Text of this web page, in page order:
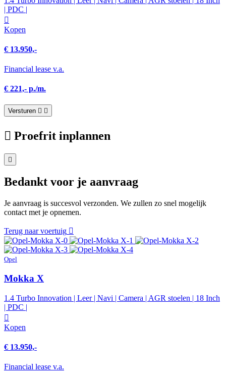
| PDC |
Kopen
€ 13.950,-
Financial lease v.a.
€ 221,- p./m.
Versturen
Proefrit inplannen
Bedankt voor je aanvraag
Je aanvraag is succesvol verzonden. We zullen zo snel mogelijk
contact met je opnemen.
Terug naar voertuig
Opel
Mokka X
1.4 Turbo Innovation | Leer | Navi | Camera | AGR stoelen | 18 Inch
| PDC |
Kopen
€ 13.950,-
Financial lease v.a.